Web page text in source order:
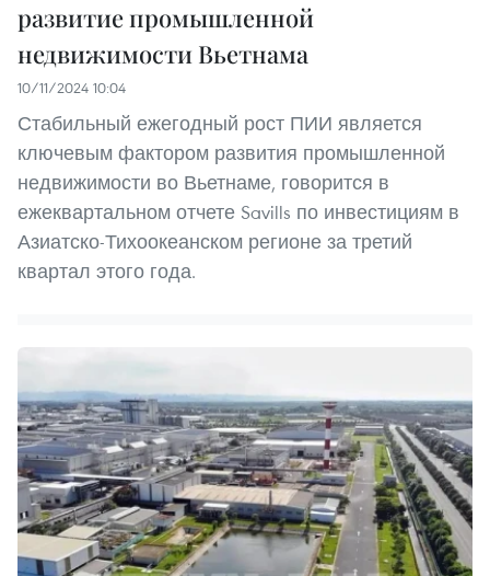
развитие промышленной
недвижимости Вьетнама
10/11/2024 10:04
Стабильный ежегодный рост ПИИ является
ключевым фактором развития промышленной
недвижимости во Вьетнаме, говорится в
ежеквартальном отчете Savills по инвестициям в
Азиатско-Тихоокеанском регионе за третий
квартал этого года.